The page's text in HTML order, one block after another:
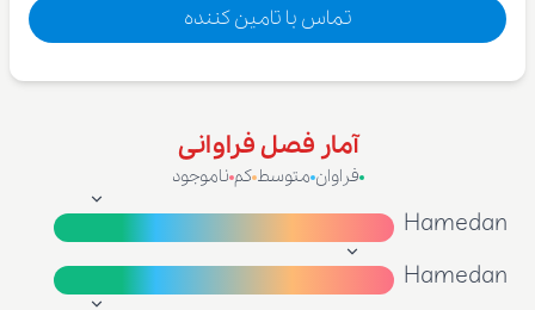
تماس با تامین کننده
آمار فصل فراوانی
فراوان متوسط کم ناموجود
Hamedan
Hamedan